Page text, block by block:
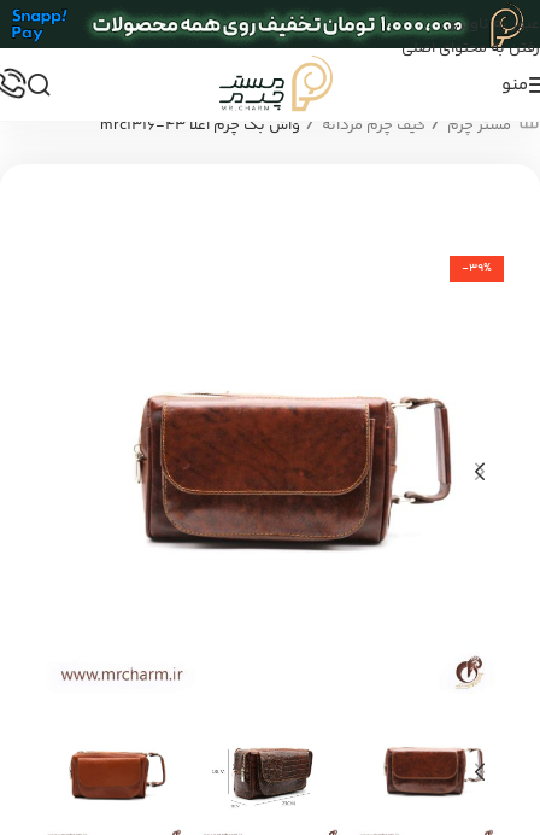
عبور به ناوبری
رفتن به محتوای اصلی
منو
مستر چرم / کیف چرم مردانه / واش بگ چرم اعلا mrc1316-43
-39%